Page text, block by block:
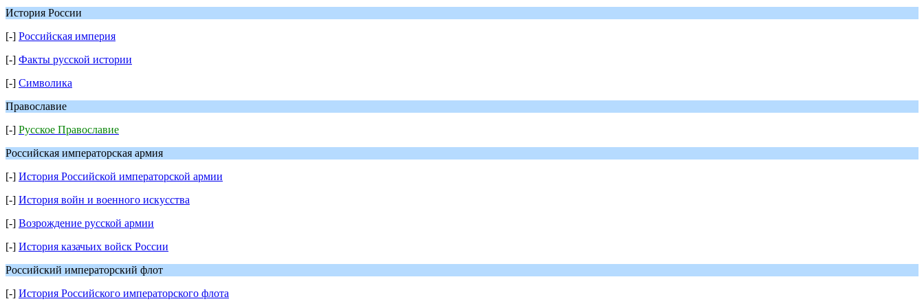
История России
[-] Российская империя
[-] Факты русской истории
[-] Символика
Православие
[-] Русское Православие
Российская императорская армия
[-] История Российской императорской армии
[-] История войн и военного искусства
[-] Возрождение русской армии
[-] История казачьих войск России
Российский императорский флот
[-] История Российского императорского флота